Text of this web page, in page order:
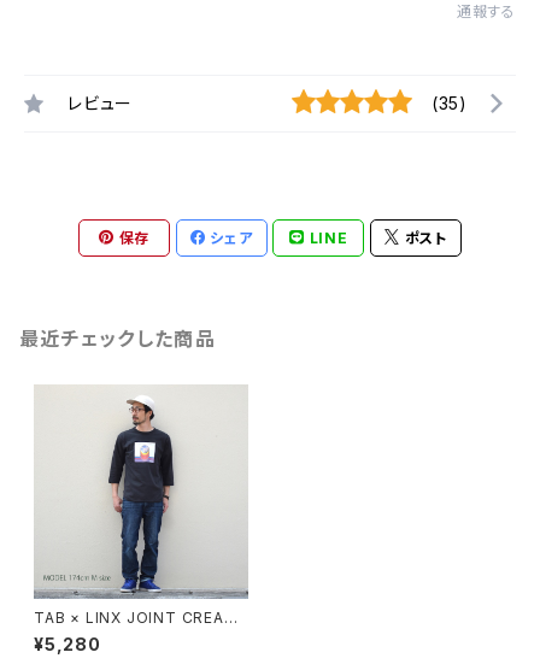
通報する
レビュー (35)
保存 シェア LINE ポスト
最近チェックした商品
TAB × LINX JOINT CREATI
ON コラボ七分Tee "Daydrea
m Journey"
¥5,280